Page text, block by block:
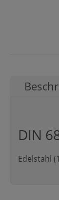
DIN
Edelstahl